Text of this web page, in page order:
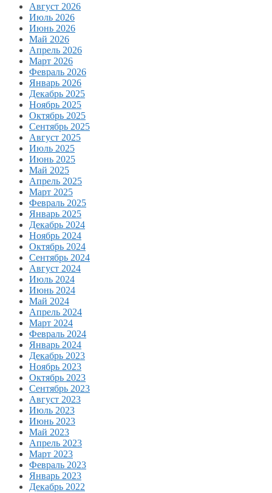
Август 2026
Июль 2026
Июнь 2026
Май 2026
Апрель 2026
Март 2026
Февраль 2026
Январь 2026
Декабрь 2025
Ноябрь 2025
Октябрь 2025
Сентябрь 2025
Август 2025
Июль 2025
Июнь 2025
Май 2025
Апрель 2025
Март 2025
Февраль 2025
Январь 2025
Декабрь 2024
Ноябрь 2024
Октябрь 2024
Сентябрь 2024
Август 2024
Июль 2024
Июнь 2024
Май 2024
Апрель 2024
Март 2024
Февраль 2024
Январь 2024
Декабрь 2023
Ноябрь 2023
Октябрь 2023
Сентябрь 2023
Август 2023
Июль 2023
Июнь 2023
Май 2023
Апрель 2023
Март 2023
Февраль 2023
Январь 2023
Декабрь 2022